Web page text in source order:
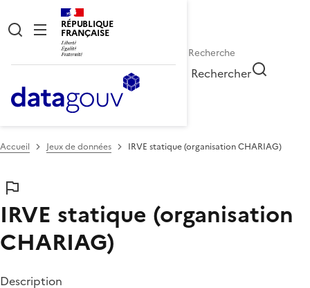
RÉPUBLIQUE
FRANÇAISE
Rechercher
Accueil Jeux de données IRVE statique (organisation CHARIAG)
IRVE statique (organisation
CHARIAG)
Description